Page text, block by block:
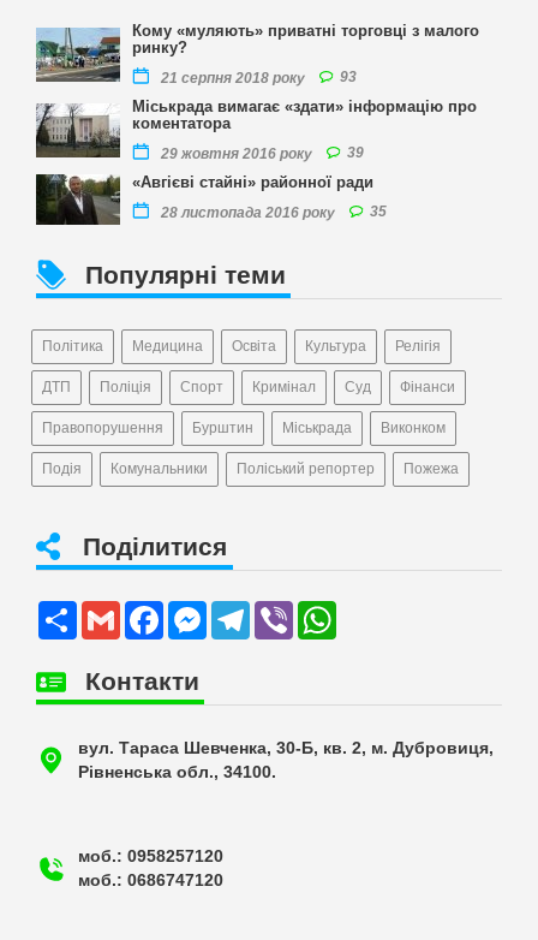
Кому «муляють» приватні торговці з малого
ринку?
21 серпня 2018 року 93
Міськрада вимагає «здати» інформацію про
коментатора
29 жовтня 2016 року 39
«Авгієві стайні» районної ради
28 листопада 2016 року 35
Популярні теми
Політика Медицина Освіта Культура Релігія
ДТП Поліція Спорт Кримінал Суд Фінанси
Правопорушення Бурштин Міськрада Виконком
Подія Комунальники Поліський репортер Пожежа
Поділитися
Share Gmail FacebookMessengerTelegram
Viber
Контакти
вул. Тараса Шевченка, 30-Б, кв. 2, м. Дубровиця,
Рівненська обл., 34100.
моб.: 0958257120
моб.: 0686747120